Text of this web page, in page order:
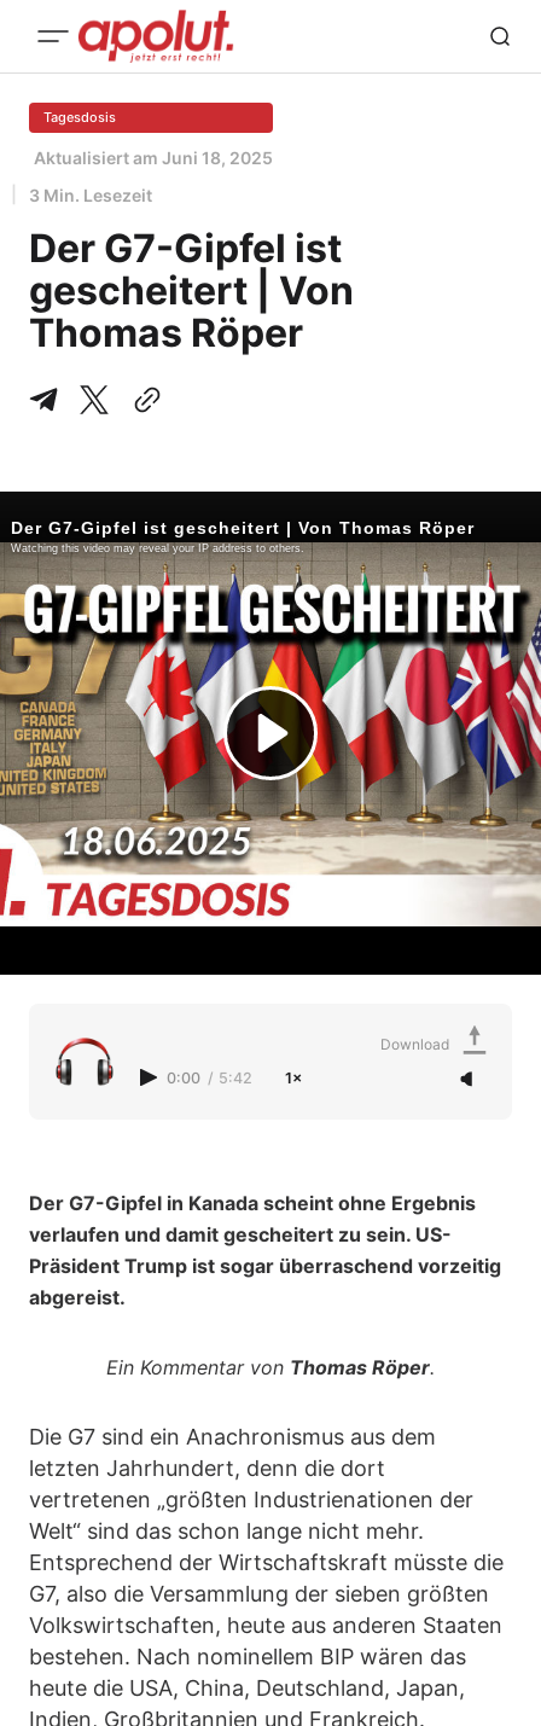
Tagesdosis
Aktualisiert am Juni 18, 2025
3 Min. Lesezeit
Der G7-Gipfel ist
gescheitert | Von
Thomas Röper
0:00 / 5:42 1×
Download
Der G7-Gipfel in Kanada scheint ohne Ergebnis
verlaufen und damit gescheitert zu sein. US-
Präsident Trump ist sogar überraschend vorzeitig
abgereist.
Ein Kommentar von Thomas Röper.
Die G7 sind ein Anachronismus aus dem
letzten Jahrhundert, denn die dort
vertretenen „größten Industrienationen der
Welt“ sind das schon lange nicht mehr.
Entsprechend der Wirtschaftskraft müsste die
G7, also die Versammlung der sieben größten
Volkswirtschaften, heute aus anderen Staaten
bestehen. Nach nominellem BIP wären das
heute die USA, China, Deutschland, Japan,
Indien, Großbritannien und Frankreich.